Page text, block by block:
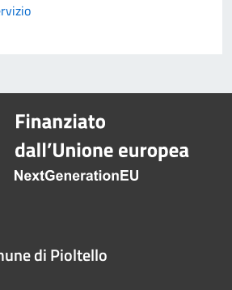
di Pioltello